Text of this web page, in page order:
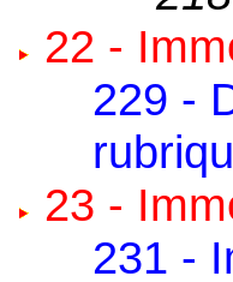
22 -
229 -
23 -
231 -